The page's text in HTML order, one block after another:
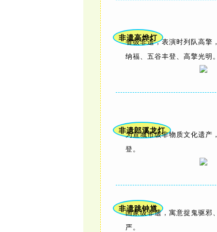
非遗高烨灯
省级非遗，表演时列队高擎
纳福、五谷丰登、高擎光明
非遗郎溪龙灯
为宣城市级非物质文化遗产
登。
非遗跳钟馗
国家级非遗，寓意捉鬼驱邪
严。